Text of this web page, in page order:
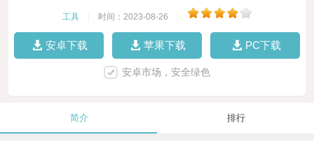
工具 时间：2023-08-26
安卓下载 苹果下载 PC下载
安卓市场，安全绿色
简介 排行